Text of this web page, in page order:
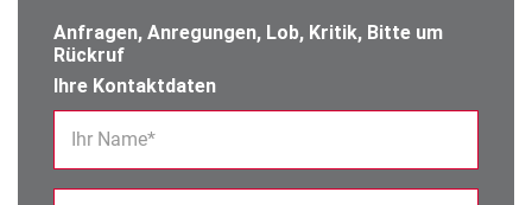
Anfragen, Anregungen, Lob, Kritik, Bitte um
Rückruf
Ihre Kontaktdaten
Ihr Name*